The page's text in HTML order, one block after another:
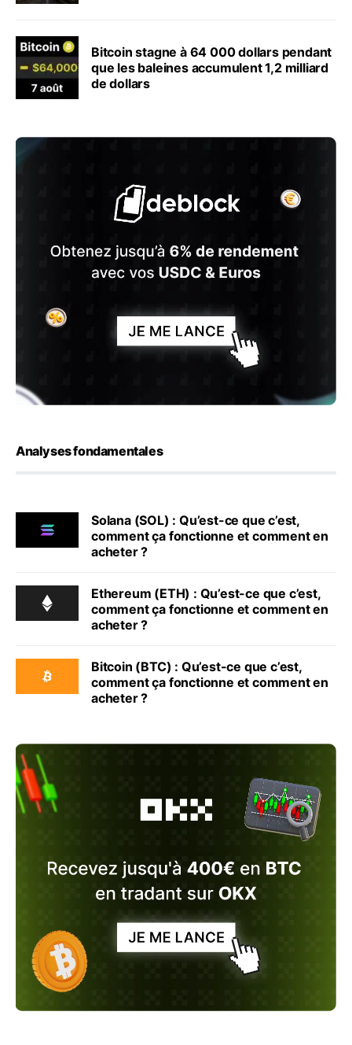
Bitcoin stagne à 64 000 dollars pendant
que les baleines accumulent 1,2 milliard
de dollars
Analyses fondamentales
Solana (SOL) : Qu’est-ce que c’est,
comment ça fonctionne et comment en
acheter ?
Ethereum (ETH) : Qu’est-ce que c’est,
comment ça fonctionne et comment en
acheter ?
Bitcoin (BTC) : Qu’est-ce que c’est,
comment ça fonctionne et comment en
acheter ?